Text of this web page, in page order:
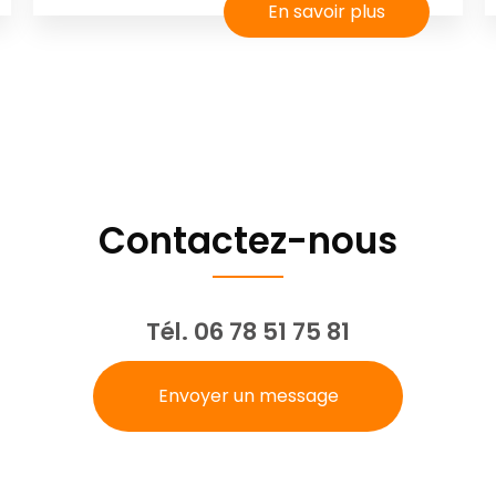
En savoir plus
Contactez-nous
Tél. 06 78 51 75 81
Envoyer un message